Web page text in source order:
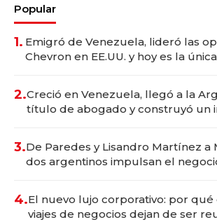
Popular
1. Emigró de Venezuela, lideró las
Chevron en EE.UU. y hoy es la
2.Creció en Venezuela, llegó a la
título de abogado y construyó un
3.De Paredes y Lisandro Martínez a
dos argentinos impulsan el
4.El nuevo lujo corporativo: por qué
viajes de negocios dejan de ser